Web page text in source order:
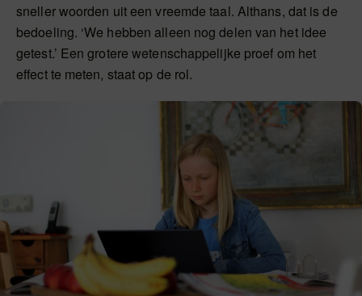
sneller woorden uit een vreemde taal. Althans, dat is de
bedoeling. ‘We hebben alleen nog delen van het idee
getest.’ Een grotere wetenschappelijke proef om het
effect te meten, staat op de rol.